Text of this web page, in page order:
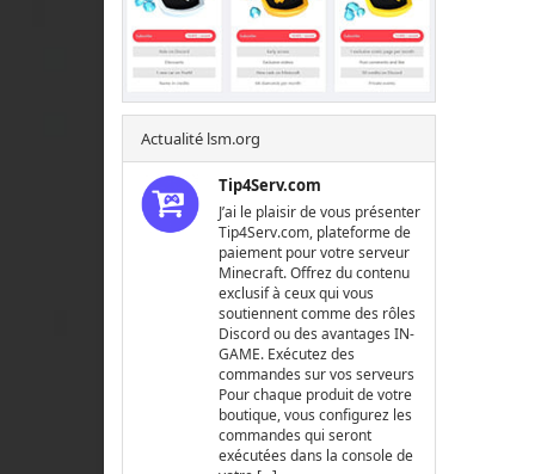
Actualité lsm.org
Tip4Serv.com
J’ai le plaisir de vous présenter
Tip4Serv.com, plateforme de
paiement pour votre serveur
Minecraft. Offrez du contenu
exclusif à ceux qui vous
soutiennent comme des rôles
Discord ou des avantages IN-
GAME. Exécutez des
commandes sur vos serveurs
Pour chaque produit de votre
boutique, vous configurez les
commandes qui seront
exécutées dans la console de